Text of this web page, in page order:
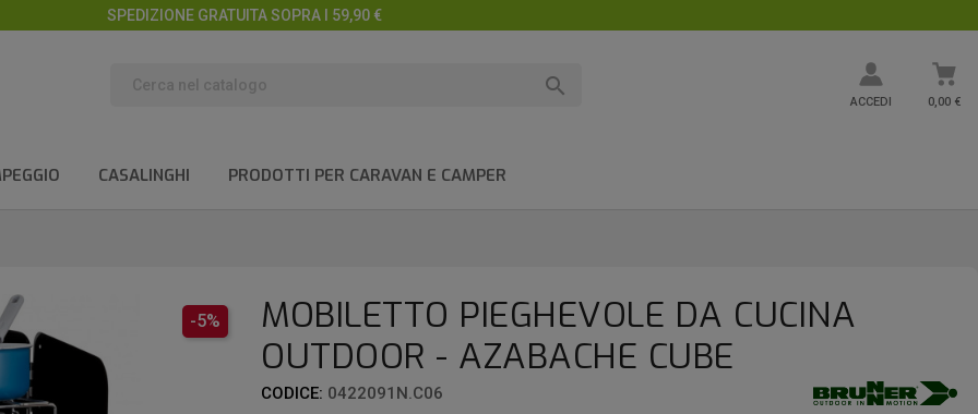
SPEDIZIONE GRATUITA SOPRA I 59,90 €

ACCEDI 0,00 €
CASALINGHI PRODOTTI PER CARAVAN E CAMPER
-5%
MOBILETTO PIEGHEVOLE DA CUCINA
OUTDOOR - AZABACHE CUBE
CODICE: 0422091N.C06